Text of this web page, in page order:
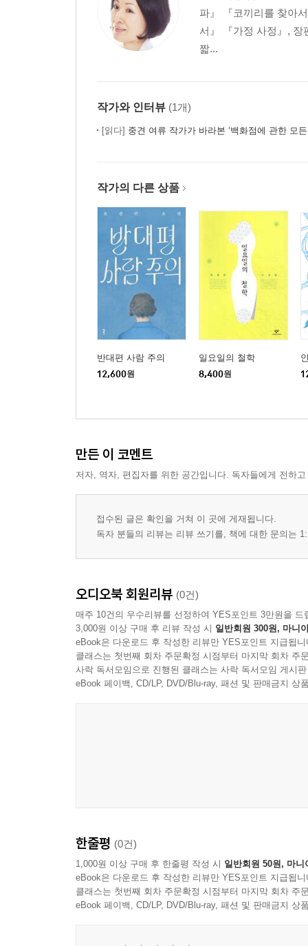
파』 『코끼리를 찾아
서』 『가정 사정』,
짧...
작가와 인터뷰 (1개)
[읽다] 중견 여류 작가가 바라본 ‘백화점에 관한 모든 것’
작가의 다른 상품
반대편 사람 주의
12,600원
일요일의 철학
8,400원
만든 이 코멘트
저자, 역자, 편집자를 위한 공간입니다. 독자들에게 전하
접수된 글은 확인을 거쳐 이 곳에 게재됩니다.
독자 분들의 리뷰는 리뷰 쓰기를, 책에 대한 문의는
오디오북 회원리뷰 (0건)
매주 10건의 우수리뷰를 선정하여 YES포인트 3만원을 드
3,000원 이상 구매 후 리뷰 작성 시 일반회원 300원, 마니
eBook은 다운로드 후 작성한 리뷰만 YES포인트 지급됩니
클래스는 첫번째 회차 주문확정 시점부터 마지막 회차 주
사락 독서모임으로 진행된 클래스는 사락 독서모임 게시
eBook 페이백, CD/LP, DVD/Blu-ray, 패션 및 판매금지 상
한줄평 (0건)
1,000원 이상 구매 후 한줄평 작성 시 일반회원 50원, 마니
eBook은 다운로드 후 작성한 리뷰만 YES포인트 지급됩니
클래스는 첫번째 회차 주문확정 시점부터 마지막 회차 주
eBook 페이백, CD/LP, DVD/Blu-ray, 패션 및 판매금지 상